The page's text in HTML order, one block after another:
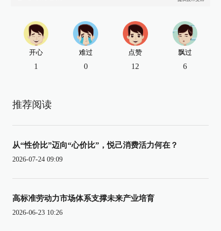
开心
1
难过
0
点赞
12
飘过
6
推荐阅读
从“性价比”迈向“心价比”，悦己消费活力何在？
2026-07-24 09:09
高标准劳动力市场体系支撑未来产业培育
2026-06-23 10:26